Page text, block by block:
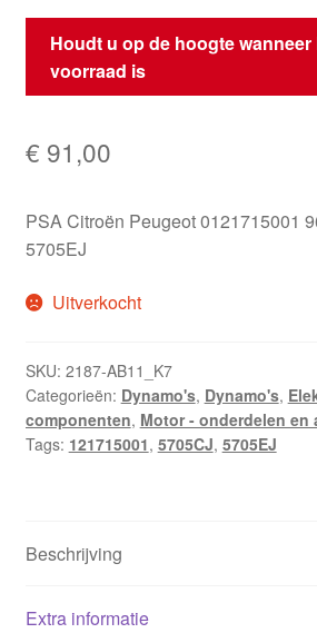
Houdt u op de hoogte
voorraad is
€ 91,00
PSA Citroën Peugeot 0121715001
5705EJ
Uitverkocht
SKU: 2187-AB11_K7
Categorieën: Dynamo's, Dynamo's,
componenten, Motor - onderdelen en
Tags: 121715001, 5705CJ, 5705EJ
Beschrijving
Extra informatie